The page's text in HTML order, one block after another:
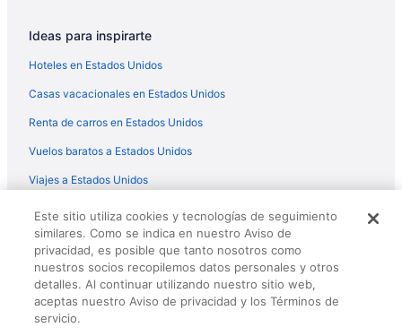
Vista Hills Retreat! Pool, Lego Land, Beach
3 House Estate- Family Adventureland, sleeps 20+
Ideas para inspirarte
Hoteles en Estados Unidos
Casas vacacionales en Estados Unidos
Renta de carros en Estados Unidos
Vuelos baratos a Estados Unidos
Viajes a Estados Unidos
Políticas
Aviso de privacidad
Cookies
Términos de uso
Este sitio utiliza cookies y tecnologías de seguimiento
similares. Como se indica en nuestro Aviso de
privacidad, es posible que tanto nosotros como
nuestros socios recopilemos datos personales y otros
detalles. Al continuar utilizando nuestro sitio web,
aceptas nuestro Aviso de privacidad y los Términos de
servicio.